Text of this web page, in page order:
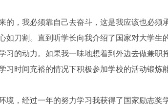
，我必须靠自己去奋斗，这是我应该也必须
如刀割。直到听学长向我介绍了国家对大学生
习的动力。如果我一味地想着到外边去做兼职
时间充裕的情况下积极参加学校的活动锻炼
，经过一年的努力学习我获得了国家励志奖